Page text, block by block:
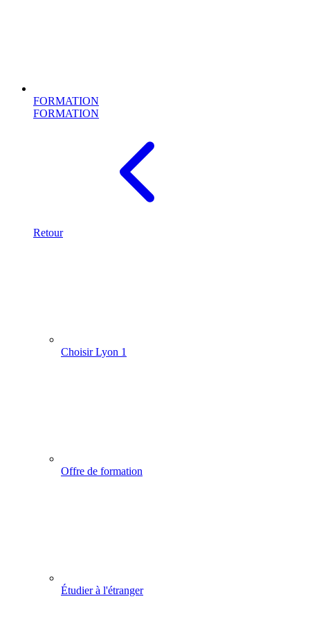
FORMATION
FORMATION
Retour
Choisir Lyon 1
Offre de formation
Étudier à l'étranger